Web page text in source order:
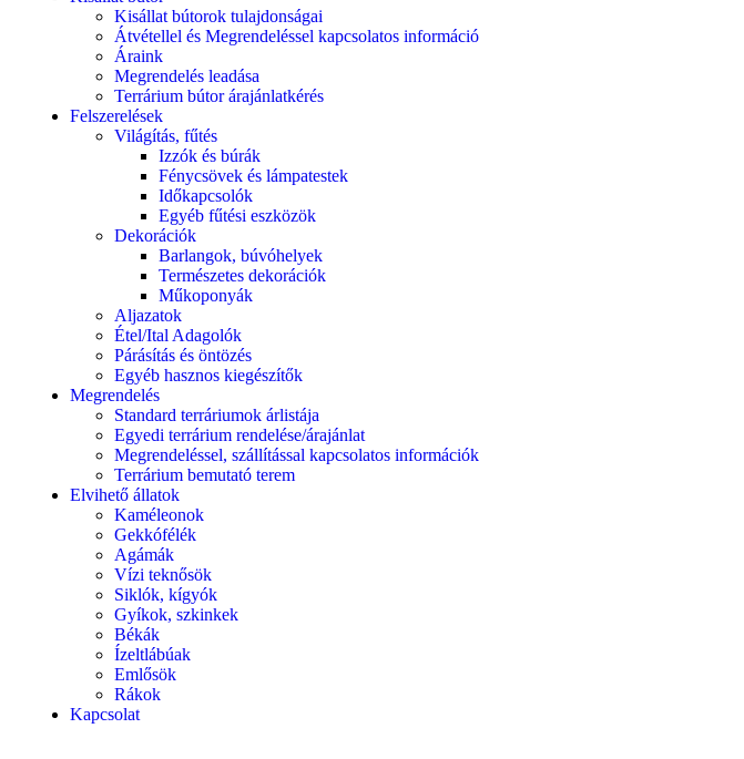
Kisállat bútorok tulajdonságai
Átvétellel és Megrendeléssel kapcsolatos információ
Áraink
Megrendelés leadása
Terrárium bútor árajánlatkérés
Felszerelések
Világítás, fűtés
Izzók és búrák
Fénycsövek és lámpatestek
Időkapcsolók
Egyéb fűtési eszközök
Dekorációk
Barlangok, búvóhelyek
Természetes dekorációk
Műkoponyák
Aljazatok
Étel/Ital Adagolók
Párásítás és öntözés
Egyéb hasznos kiegészítők
Megrendelés
Standard terráriumok árlistája
Egyedi terrárium rendelése/árajánlat
Megrendeléssel, szállítással kapcsolatos információk
Terrárium bemutató terem
Elvihető állatok
Kaméleonok
Gekkófélék
Agámák
Vízi teknősök
Siklók, kígyók
Gyíkok, szkinkek
Békák
Ízeltlábúak
Emlősök
Rákok
Kapcsolat